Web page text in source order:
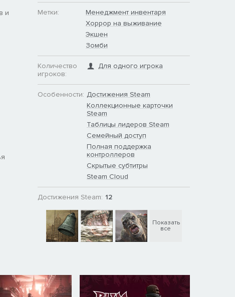
и
Метки:
Менеджмент инвентаря
Хоррор на выживание
Экшен
Зомби
Количество
игроков:
Для одного игрока
Особенности: Достижения Steam
Коллекционные карточки
Steam
Таблицы лидеров Steam
Семейный доступ
Полная поддержка
контроллеров
Скрытые субтитры
Steam Cloud
Достижения Steam: 12
Показать
все